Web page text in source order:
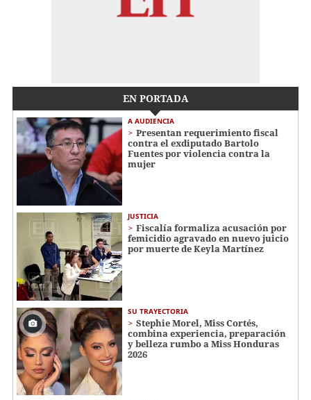
EN PORTADA
A AUDIENCIA
Presentan requerimiento fiscal
contra el exdiputado Bartolo
Fuentes por violencia contra la
mujer
JUSTICIA
Fiscalía formaliza acusación por
femicidio agravado en nuevo juicio
por muerte de Keyla Martínez
SU TRAYECTORIA
Stephie Morel, Miss Cortés,
combina experiencia, preparación
y belleza rumbo a Miss Honduras
2026